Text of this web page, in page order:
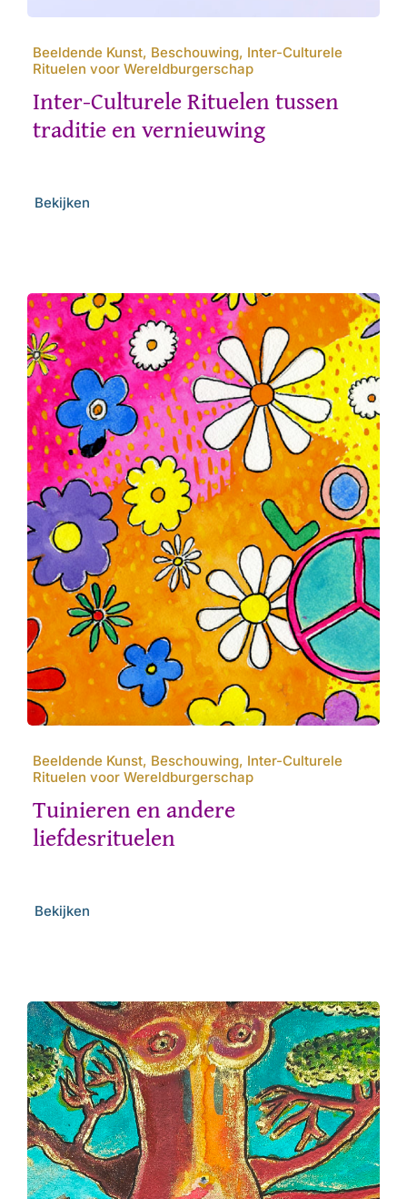
Beeldende Kunst, Beschouwing, Inter-Culturele
Rituelen voor Wereldburgerschap
Inter-Culturele Rituelen tussen
traditie en vernieuwing
Bekijken
Beeldende Kunst, Beschouwing, Inter-Culturele
Rituelen voor Wereldburgerschap
Tuinieren en andere
liefdesrituelen
Bekijken